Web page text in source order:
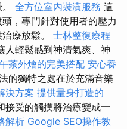
全方位室內裝潢服務 這
，專門針對使用者的壓力
療放鬆。 士林整復療程
人輕鬆感到神清氣爽、神
茶外燴的完美搭配 安心養
的獨特之處在於充滿音樂
決方案 提供量身打造的
接受的觸摸將治療變成一
解析 Google SEO操作教